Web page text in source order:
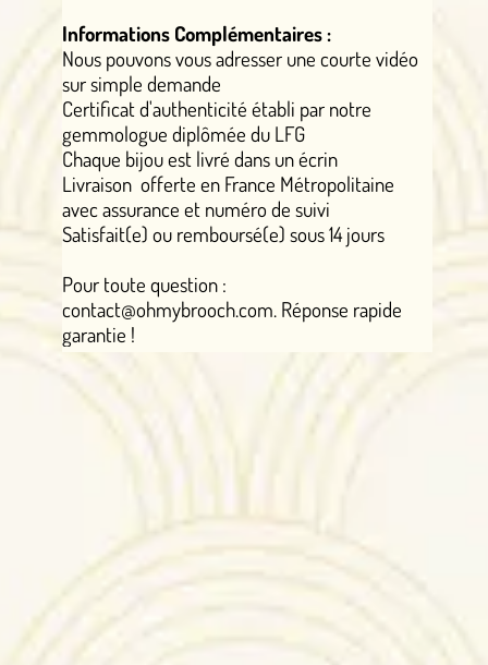
Informations Complémentaires :
Nous pouvons vous adresser une courte vidéo
sur simple demande
Certificat d'authenticité établi par notre
gemmologue diplômée du LFG
Chaque bijou est livré dans un écrin
Livraison offerte en France Métropolitaine
avec assurance et numéro de suivi
Satisfait(e) ou remboursé(e) sous 14 jours
Pour toute question :
contact@ohmybrooch.com. Réponse rapide
garantie !